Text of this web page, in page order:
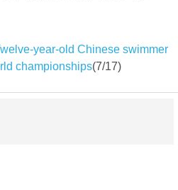
year-old Chinese swimmer
championships(7/17)